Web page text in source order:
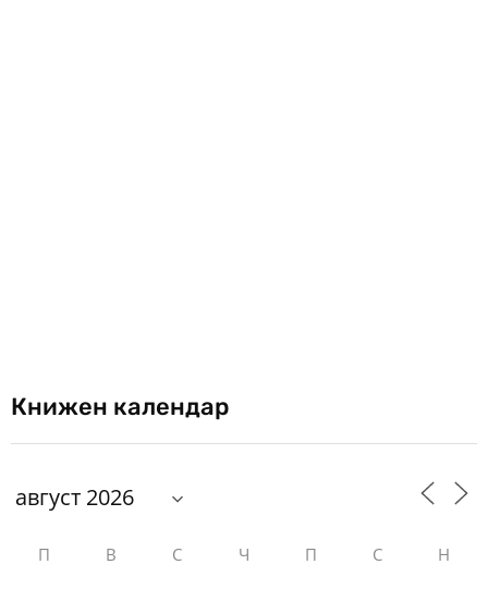
Книжен календар
П В С Ч П С Н